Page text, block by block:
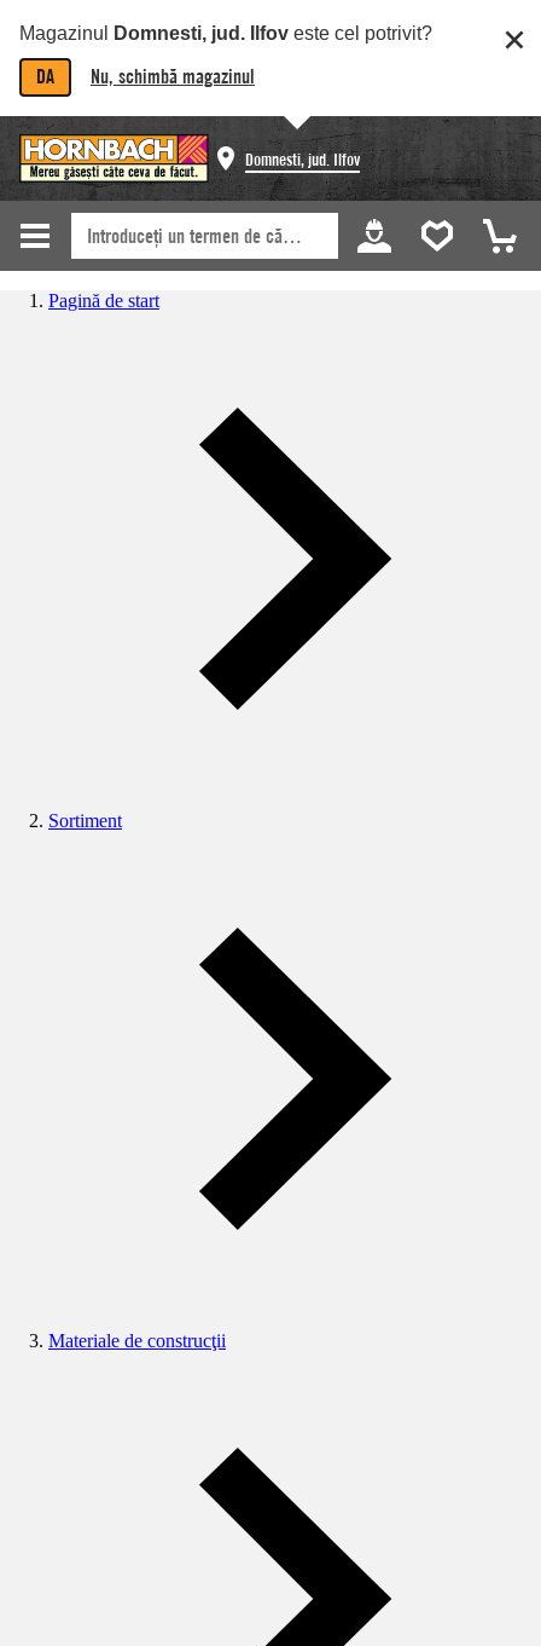
Magazinul Domnesti, jud. Ilfov este cel potrivit?
DA Nu, schimbă magazinul
Domnesti, jud. Ilfov
Pagină de start
Sortiment
Materiale de construcţii